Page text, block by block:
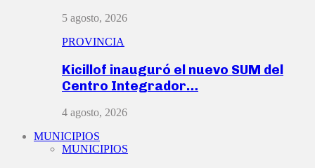
5 agosto, 2026
PROVINCIA
Kicillof inauguró el nuevo SUM del
Centro Integrador…
4 agosto, 2026
MUNICIPIOS
MUNICIPIOS